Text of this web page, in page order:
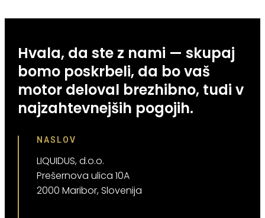
Hvala, da ste z nami — skupaj
bomo poskrbeli, da bo vaš
motor deloval brezhibno, tudi v
najzahtevnejših pogojih.
NASLOV
LIQUIDUS, d.o.o.
Prešernova ulica 10A
2000 Maribor, Slovenija